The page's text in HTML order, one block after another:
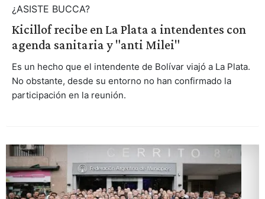
¿ASISTE BUCCA?
Kicillof recibe en La Plata a intendentes con
agenda sanitaria y "anti Milei"
Es un hecho que el intendente de Bolívar viajó a La Plata.
No obstante, desde su entorno no han confirmado la
participación en la reunión.